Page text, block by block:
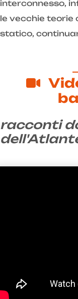
interconnesso,
le vecchie teorie
statico,
racconti